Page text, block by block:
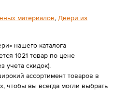
материалов, Двери из
нашего каталога
1021 товар по цене
учета скидок).
ассортимент товаров в
чтобы вы всегда могли выбрать